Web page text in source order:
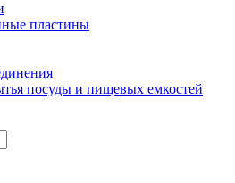
пластины
посуды и пищевых емкостей